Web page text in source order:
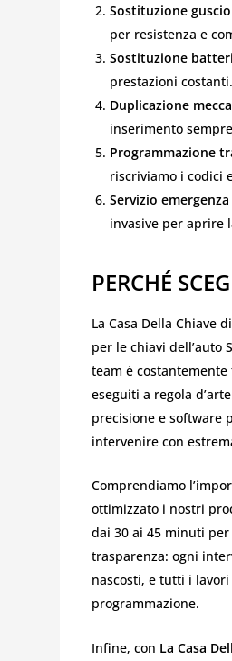
Sostituzione
per resistenza e
Sostituzione
prestazioni costanti.
Duplicazione
inserimento
Programmazione
riscriviamo i codici
Servizio
invasive per aprire
PERCHÉ
La Casa Della Chiave
per le chiavi dell’auto
team è
eseguiti a regola
precisione e software
intervenire con
Comprendiamo
ottimizzato i nostri
dai 30 ai 45 minuti
trasparenza: ogni
nascosti, e tutti i
programmazione.
Infine, con La Casa